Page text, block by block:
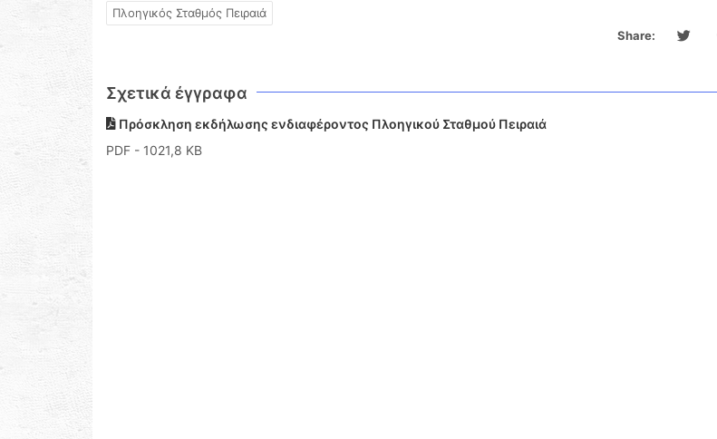
Πλοηγικός Σταθμός Πειραιά
Share:
Σχετικά έγγραφα
Πρόσκληση εκδήλωσης ενδιαφέροντος Πλοηγικού Σταθμού Πειραιά
PDF - 1021,8 KB